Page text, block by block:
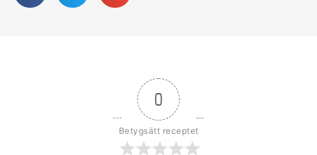
0
Betygsätt receptet